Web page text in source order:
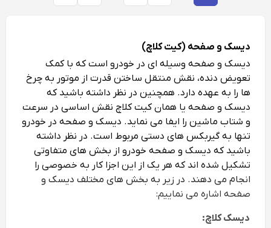
دیسک ‌و‌ صفحه (کیت کلاچ)
دیسک و صفحه وسیله ای در خودرو است که با کمک
تعویض دنده، نقش منتقل ساختن قدرت از موتور به چرخ
ها را به عهده دارد. همچنین در نظر داشته باشید که
دیسک و صفحه یا همان کیت کلاچ نقش اساسی در سرعت
و شتاب ماشین را ایفا می نماید. دیسک و صفحه در خودرو
تنها به گیربکس های دستی مربوط است. در نظر داشته
باشید که دیسک و صفحه خودرو از بخش های متفاوتی
تشکیل شده اند که هر یک از این اجزا کار به خصوصی را
انجام می دهند. در زیر به بخش های مختلف دیسک و
صفحه اشاره می نماییم:
دیسک کلاچ: